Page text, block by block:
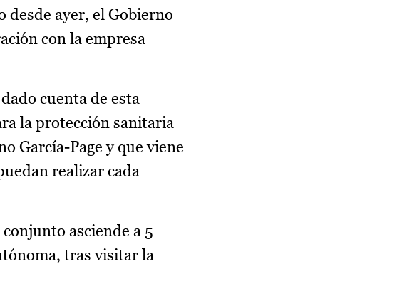
desde ayer, el Gobierno
con la empresa
cuenta de esta
la protección sanitaria
García-Page y que viene
realizar cada
asciende a 5
tras visitar la